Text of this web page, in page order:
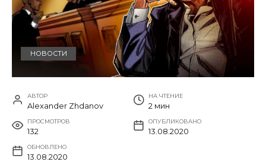
НОВОСТИ
АВТОР
Alexander Zhdanov
НА ЧТЕНИЕ
2 мин
ПРОСМОТРОВ
132
ОПУБЛИКОВАНО
13.08.2020
ОБНОВЛЕНО
13.08.2020